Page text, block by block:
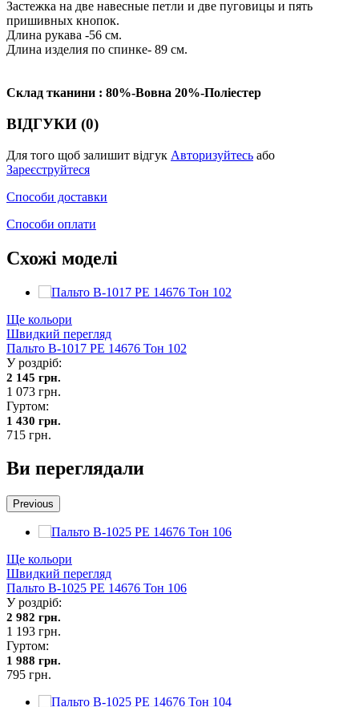
Застежка на две навесные петли и две пуговицы и пять
пришивных кнопок.
Длина рукава -56 см.
Длина изделия по спинке- 89 см.
Склад тканини : 80%-Вовна 20%-Поліестер
ВІДГУКИ (0)
Для того щоб залишит відгук Авторизуйтесь або
Зареєструйтеся
Способи доставки
Способи оплати
Схожі моделі
Ще кольори
Швидкий перегляд
Пальто В-1017 PE 14676 Тон 102
У роздріб:
2 145 грн.
1 073 грн.
Гуртом:
1 430 грн.
715 грн.
Ви переглядали
Previous
Ще кольори
Швидкий перегляд
Пальто В-1025 PE 14676 Тон 106
У роздріб:
2 982 грн.
1 193 грн.
Гуртом:
1 988 грн.
795 грн.